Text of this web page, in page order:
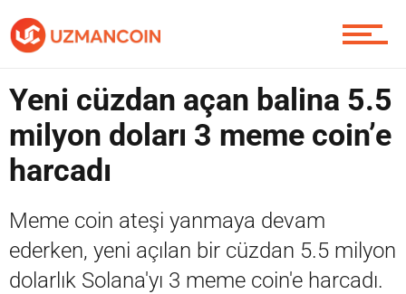
Piyasa
Contact / İletişim
Yeni cüzdan açan balina 5.5
milyon doları 3 meme coin’e
harcadı
Meme coin ateşi yanmaya devam
ederken, yeni açılan bir cüzdan 5.5 milyon
dolarlık Solana'yı 3 meme coin'e harcadı.